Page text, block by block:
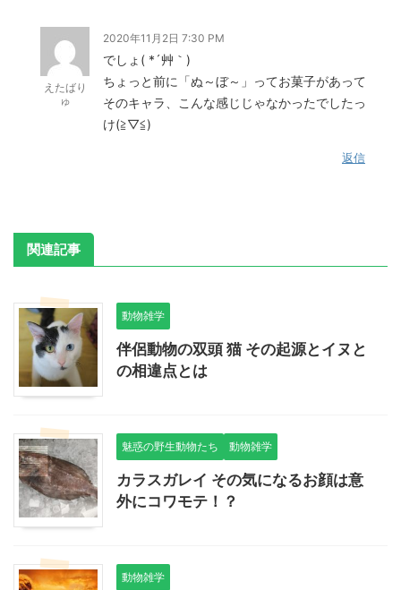
えたばり
ゅ
2020年11月2日 7:30 PM
でしょ( *´艸｀)
ちょっと前に「ぬ～ぼ～」ってお菓子があって
そのキャラ、こんな感じじゃなかったでしたっ
け(≧▽≦)
返信
関連記事
動物雑学
伴侶動物の双頭 猫 その起源とイヌと
の相違点とは
魅惑の野生動物たち 動物雑学
カラスガレイ その気になるお顔は意
外にコワモテ！？
動物雑学